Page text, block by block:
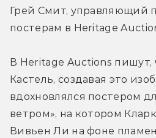
Грей Смит, управляющий
постерам в Heritage
В Heritage Auctions
Кастель, создавая это
вдохновлялся постером
ветром», на котором
Вивьен Ли на фоне